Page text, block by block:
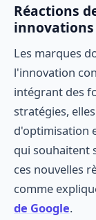
Réactions
innovations
Les marques
l'innovation
intégrant des
stratégies,
d'optimisation
qui souhaitent
ces nouvelles
comme
de Google.